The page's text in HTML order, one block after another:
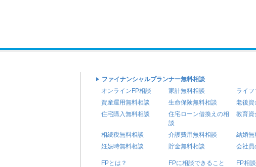
ファイナンシャルプランナー無料相談
オンラインFP相談
家計無料相談
ライ
資産運用無料相談
生命保険無料相談
老後資
住宅購入無料相談
住宅ローン借換えの相
談
教育資
相続税無料相談 介護費用無料相談
結婚無
妊娠時無料相談
貯金無料相談 会社員
FPとは？ FPに相談できること FP相